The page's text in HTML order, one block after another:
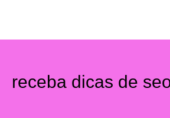
receba dicas de